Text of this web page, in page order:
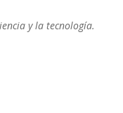
y la tecnología.